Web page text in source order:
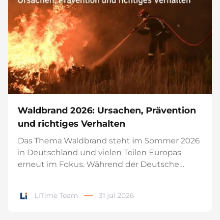
51.2V 100Ah
Inteligente
Compuesto
€1.155,99€1.999,00
12V 100Ah H190
Inteligente
€299,99 €599,00
200A
Waldbrand 2026: Ursachen, Prävention
und richtiges Verhalten
Das Thema Waldbrand steht im Sommer 2026
in Deutschland und vielen Teilen Europas
erneut im Fokus. Während der Deutsche
Situation vor allem in Südeuropa angespannt.
LiTime Team 31 jul 2026